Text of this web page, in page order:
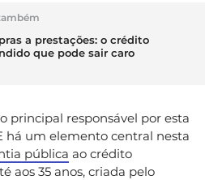
a prestações: o crédito
que pode sair caro
principal responsável por esta
há um elemento central nesta
pública ao crédito
aos 35 anos, criada pelo